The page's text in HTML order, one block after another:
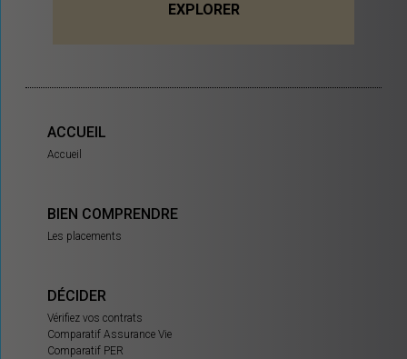
EXPLORER
ACCUEIL
Accueil
BIEN COMPRENDRE
Les placements
DÉCIDER
Vérifiez vos contrats
Comparatif Assurance Vie
Comparatif PER